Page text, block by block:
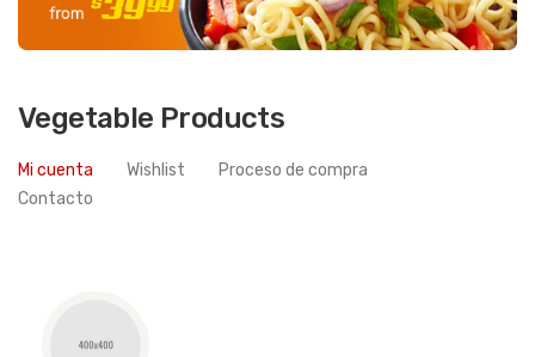
Vegetable Products
Mi cuenta Wishlist
Proceso de compra
Contacto